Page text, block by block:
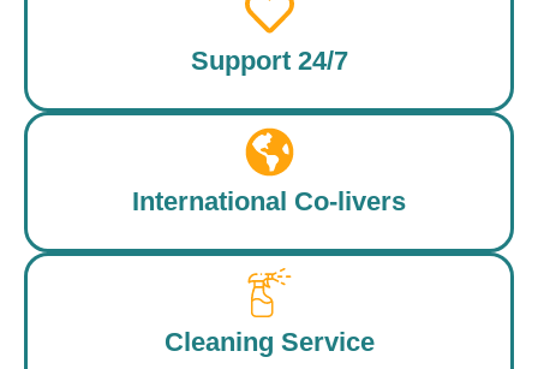
Support 24/7
International Co-livers
Cleaning Service